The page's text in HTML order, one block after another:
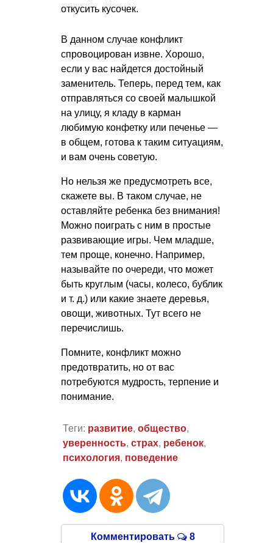
откусить кусочек.
В данном случае конфликт
спровоцирован извне. Хорошо,
если у вас найдется достойный
заменитель. Теперь, перед тем, как
отправляться со своей малышкой
на улицу, я кладу в карман
любимую конфетку или печенье —
в общем, готова к таким ситуациям,
и вам очень советую.
Но нельзя же предусмотреть все,
скажете вы. В таком случае, не
оставляйте ребенка без внимания!
Можно поиграть с ним в простые
развивающие игры. Чем младше,
тем проще, конечно. Например,
называйте по очереди, что может
быть круглым (часы, колесо, бублик
и т. д.) или какие знаете деревья,
овощи, животных. Тут всего не
перечислишь.
Помните, конфликт можно
предотвратить, но от вас
потребуются мудрость, терпение и
понимание.
Теги: развитие, общество,
уверенность, страх, ребенок,
психология, поведение
Комментировать 8